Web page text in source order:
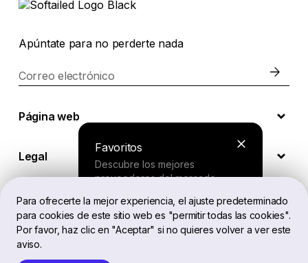
Para ofrecerte la mejor experiencia, el ajuste predeterminado
para cookies de este sitio web es "permitir todas las cookies".
Por favor, haz clic en "Aceptar" si no quieres volver a ver este
aviso.
Favoritos
Descubre los mejores
proveedores del mercado.
Buscador
y recibe una recomendación
Apúntate para no perderte nada
Correo electrónico
Página web
Legal
ES